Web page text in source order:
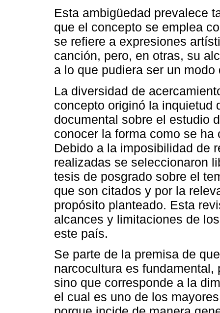
Esta ambigüedad prevalece
que el concepto se emplea
se refiere a expresiones
canción, pero, en otras, su
a lo que pudiera ser un modo
La diversidad de
concepto originó la inquietud
documental sobre el estudio
conocer la forma como se
Debido a la imposibilidad de
realizadas se seleccionaron
tesis de posgrado sobre el
que son citados y por la
propósito planteado. Esta
alcances y limitaciones de
este país.
Se parte de la premisa de
narcocultura es
sino que corresponde a la
el cual es uno de los